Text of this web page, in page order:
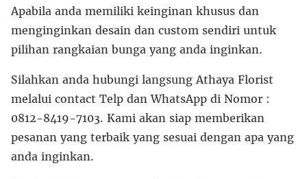
Apabila anda memiliki keinginan khusus dan
menginginkan desain dan custom sendiri untuk
pilihan rangkaian bunga yang anda inginkan.
Silahkan anda hubungi langsung Athaya Florist
melalui contact Telp dan WhatsApp di Nomor :
0812-8419-7103. Kami akan siap memberikan
pesanan yang terbaik yang sesuai dengan apa yang
anda inginkan.